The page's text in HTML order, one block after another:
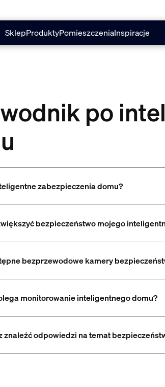
SklepProduktyPomieszczeniaInspiracje
po
zabezpieczenia domu?
bezpieczeństwo mojego
bezprzewodowe kamery
monitorowanie inteligentnego domu?
znaleźć odpowiedzi na temat